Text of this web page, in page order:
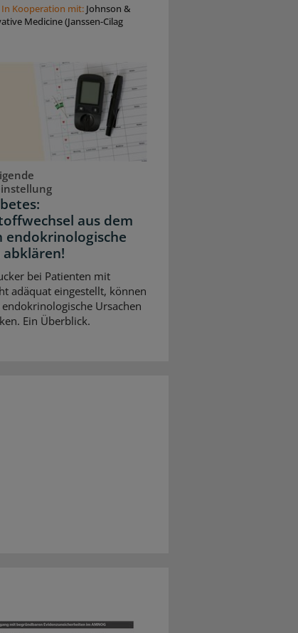
In Kooperation mit: Johnson &
Medicine (Janssen-Cilag
aus dem
endokrinologische
abklären!
bei Patienten mit
adäquat eingestellt, können
Ursachen
Ein Überblick.